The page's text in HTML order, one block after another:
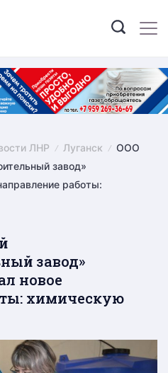
ЛНР Луганск
ООО
завод»
работы:
завод»
новое
химическую